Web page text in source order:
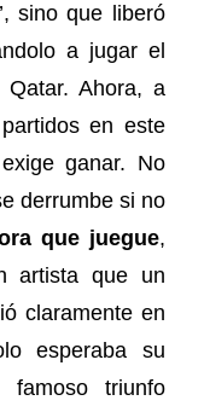
sino que liberó
a jugar el
Ahora, a
en este
ganar. No
derrumbe si no
que juegue,
artista que un
claramente en
esperaba su
famoso triunfo